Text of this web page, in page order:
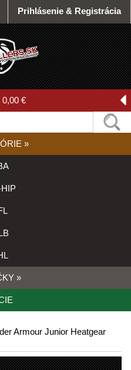
Prihlásenie & Registrácia
0,00 €
»
»
Armour Junior Heatgear